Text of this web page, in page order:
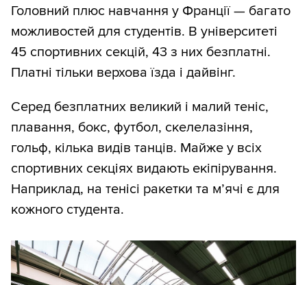
Головний плюс навчання у Франції — багато
можливостей для студентів. В університеті
45 спортивних секцій, 43 з них безплатні.
Платні тільки верхова їзда і дайвінг.
Серед безплатних великий і малий теніс,
плавання, бокс, футбол, скелелазіння,
гольф, кілька видів танців. Майже у всіх
спортивних секціях видають екіпірування.
Наприклад, на тенісі ракетки та мʼячі є для
кожного студента.